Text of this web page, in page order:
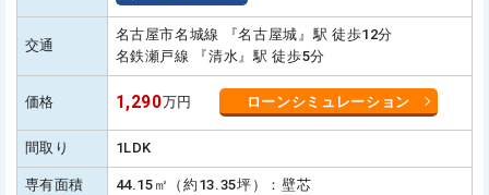
交通
名古屋市名城線 『名古屋城』駅 徒歩12分
名鉄瀬戸線 『清水』駅 徒歩5分
価格 1,290万円 ローンシミュレーション
間取り 1LDK
専有面積 44.15㎡（約13.35坪）：壁芯